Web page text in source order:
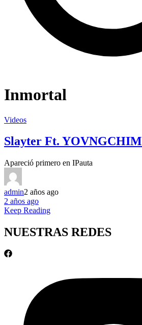
Inmortal
Videos
Slayter Ft.
Apareció primero en IPauta
admin2 años ago
2 años ago
Keep Reading
NUESTRAS REDES